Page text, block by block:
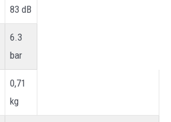
83 dB
6.3
bar
0,71
kg